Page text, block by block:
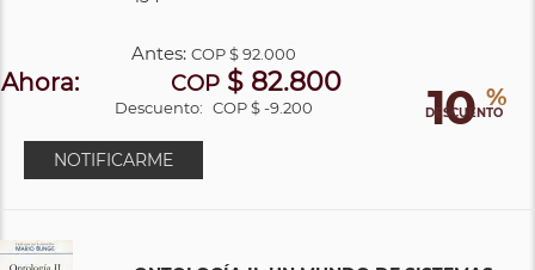
10 %
DESCUENTO
Antes:COP$ 92.000
Ahora: COP$ 82.800
Descuento: COP $ -9.200
NOTIFICARME